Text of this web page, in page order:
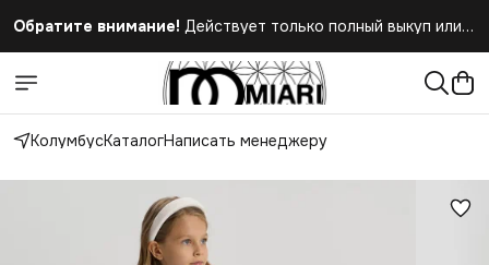
Обратите внимание! Действует только полный выкуп или
КолумбусКаталогНаписать менеджеру